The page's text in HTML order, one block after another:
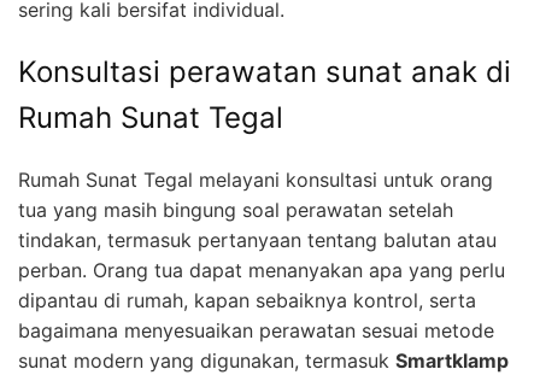
sering kali bersifat individual.
Konsultasi perawatan sunat anak di
Rumah Sunat Tegal
Rumah Sunat Tegal melayani konsultasi untuk orang
tua yang masih bingung soal perawatan setelah
tindakan, termasuk pertanyaan tentang balutan atau
perban. Orang tua dapat menanyakan apa yang perlu
dipantau di rumah, kapan sebaiknya kontrol, serta
bagaimana menyesuaikan perawatan sesuai metode
sunat modern yang digunakan, termasuk Smartklamp